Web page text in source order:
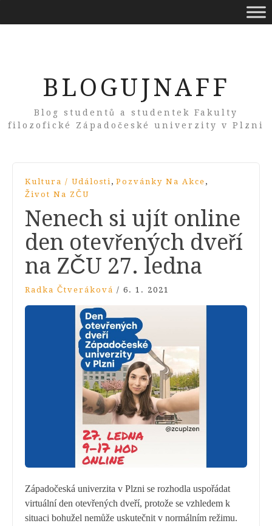
BLOGUJNAFF
Blog studentů a studentek Fakulty
filozofické Západočeské univerzity v Plzni
Kultura / Události, Pozvánky Na Akce ,
Život Na ZČU
Nenech si ujít online
den otevřených dveří
na ZČU 27. ledna
Radka Čtveráková / 6. 1. 2021
Západočeská univerzita v Plzni se rozhodla uspořádat
virtuální den otevřených dveří, protože se vzhledem k
situaci bohužel nemůže uskutečnit v normálním režimu.